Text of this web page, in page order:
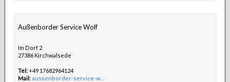
Außenborder Service Wolf
Im Dorf 2
27386 Kirchwalsede
Tel:+49 17682964124
Mail:aussenborder-service-w...